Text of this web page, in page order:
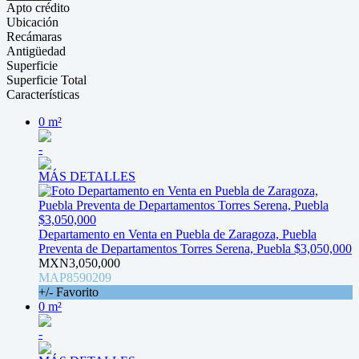
Apto crédito
Ubicación
Recámaras
Antigüedad
Superficie
Superficie Total
Características
0 m²
-
MÁS DETALLES
Departamento en Venta en Puebla de Zaragoza, Puebla
Preventa de Departamentos Torres Serena, Puebla $3,050,000
MXN3,050,000
MAP8590209
+/- Favorito
0 m²
-